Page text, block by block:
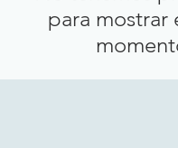
para mostrar